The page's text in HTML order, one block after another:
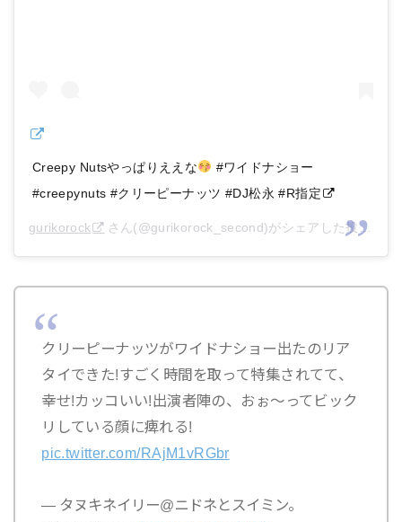
Creepy Nutsやっぱりええな
#ワイドナショー
#creepynuts #クリーピーナッツ #DJ松永 #R指定
gurikorock さん(@gurikorock_second)がシェアした投稿 –
クリーピーナッツがワイドナショー出たのリア
タイできた!すごく時間を取って特集されてて、
幸せ!カッコいい!出演者陣の、おぉ〜ってビック
リしている顔に痺れる!
pic.twitter.com/RAjM1vRGbr
— タヌキネイリー@ニドネとスイミン。